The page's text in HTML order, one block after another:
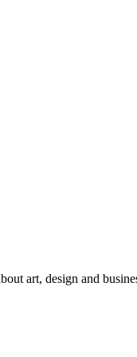
art, design and